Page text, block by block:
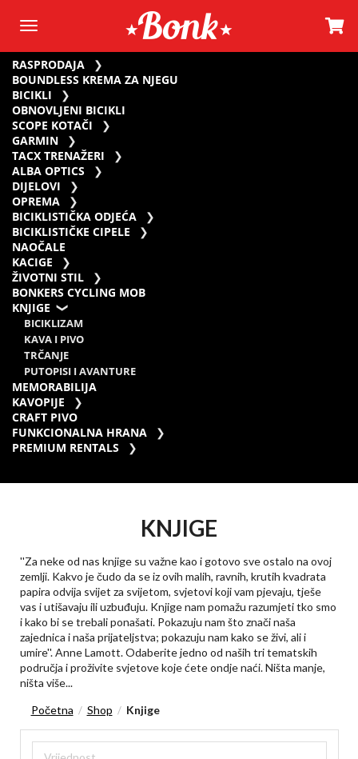
RASPRODAJA
BOUNDLESS KREMA ZA NJEGU
BICIKLI
OBNOVLJENI BICIKLI
SCOPE KOTAČI
GARMIN
TACX TRENAŽERI
ALBA OPTICS
DIJELOVI
OPREMA
BICIKLISTIČKA ODJEĆA
BICIKLISTIČKE CIPELE
NAOČALE
KACIGE
ŽIVOTNI STIL
BONKERS CYCLING MOB
KNJIGE
BICIKLIZAM
KAVA I PIVO
TRČANJE
PUTOPISI I AVANTURE
MEMORABILIJA
KAVOPIJE
CRAFT PIVO
FUNKCIONALNA HRANA
PREMIUM RENTALS
KNJIGE
''Za neke od nas knjige su važne kao i gotovo sve ostalo na ovoj
zemlji. Kakvo je čudo da se iz ovih malih, ravnih, krutih kvadrata
papira odvija svijet za svijetom, svjetovi koji vam pjevaju, tješe
vas i utišavaju ili uzbuđuju. Knjige nam pomažu razumjeti tko smo
i kako bi se trebali ponašati. Pokazuju nam što znači naša
zajednica i naša prijateljstva; pokazuju nam kako se živi, ali i
umire''. Anne Lamott. Odaberite jedno od naših tri tematskih
područja i proživite svjetove koje ćete ondje naći. Ništa manje,
ništa više...
Početna / Shop / Knjige